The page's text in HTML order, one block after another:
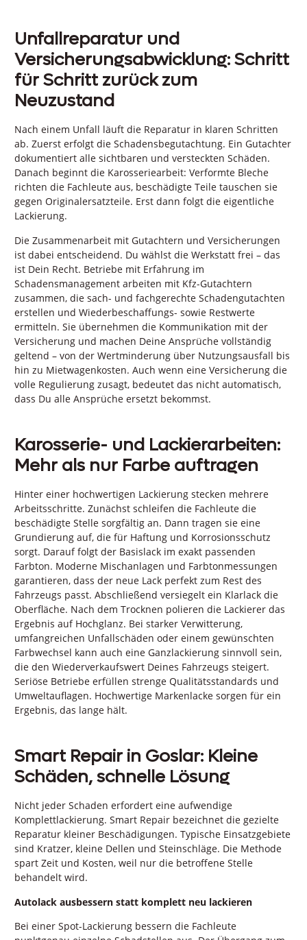
Unfallreparatur und
Versicherungsabwicklung: Schritt
für Schritt zurück zum
Neuzustand
Nach einem Unfall läuft die Reparatur in klaren Schritten
ab. Zuerst erfolgt die Schadensbegutachtung. Ein Gutachter
dokumentiert alle sichtbaren und versteckten Schäden.
Danach beginnt die Karosseriearbeit: Verformte Bleche
richten die Fachleute aus, beschädigte Teile tauschen sie
gegen Originalersatzteile. Erst dann folgt die eigentliche
Lackierung.
Die Zusammenarbeit mit Gutachtern und Versicherungen
ist dabei entscheidend. Du wählst die Werkstatt frei – das
ist Dein Recht. Betriebe mit Erfahrung im
Schadensmanagement arbeiten mit Kfz-Gutachtern
zusammen, die sach- und fachgerechte Schadengutachten
erstellen und Wiederbeschaffungs- sowie Restwerte
ermitteln. Sie übernehmen die Kommunikation mit der
Versicherung und machen Deine Ansprüche vollständig
geltend – von der Wertminderung über Nutzungsausfall bis
hin zu Mietwagenkosten. Auch wenn eine Versicherung die
volle Regulierung zusagt, bedeutet das nicht automatisch,
dass Du alle Ansprüche ersetzt bekommst.
Karosserie- und Lackierarbeiten:
Mehr als nur Farbe auftragen
Hinter einer hochwertigen Lackierung stecken mehrere
Arbeitsschritte. Zunächst schleifen die Fachleute die
beschädigte Stelle sorgfältig an. Dann tragen sie eine
Grundierung auf, die für Haftung und Korrosionsschutz
sorgt. Darauf folgt der Basislack im exakt passenden
Farbton. Moderne Mischanlagen und Farbtonmessungen
garantieren, dass der neue Lack perfekt zum Rest des
Fahrzeugs passt. Abschließend versiegelt ein Klarlack die
Oberfläche. Nach dem Trocknen polieren die Lackierer das
Ergebnis auf Hochglanz. Bei starker Verwitterung,
umfangreichen Unfallschäden oder einem gewünschten
Farbwechsel kann auch eine Ganzlackierung sinnvoll sein,
die den Wiederverkaufswert Deines Fahrzeugs steigert.
Seriöse Betriebe erfüllen strenge Qualitätsstandards und
Umweltauflagen. Hochwertige Markenlacke sorgen für ein
Ergebnis, das lange hält.
Smart Repair in Goslar: Kleine
Schäden, schnelle Lösung
Nicht jeder Schaden erfordert eine aufwendige
Komplettlackierung. Smart Repair bezeichnet die gezielte
Reparatur kleiner Beschädigungen. Typische Einsatzgebiete
sind Kratzer, kleine Dellen und Steinschläge. Die Methode
spart Zeit und Kosten, weil nur die betroffene Stelle
behandelt wird.
Autolack ausbessern statt komplett neu lackieren
Bei einer Spot-Lackierung bessern die Fachleute